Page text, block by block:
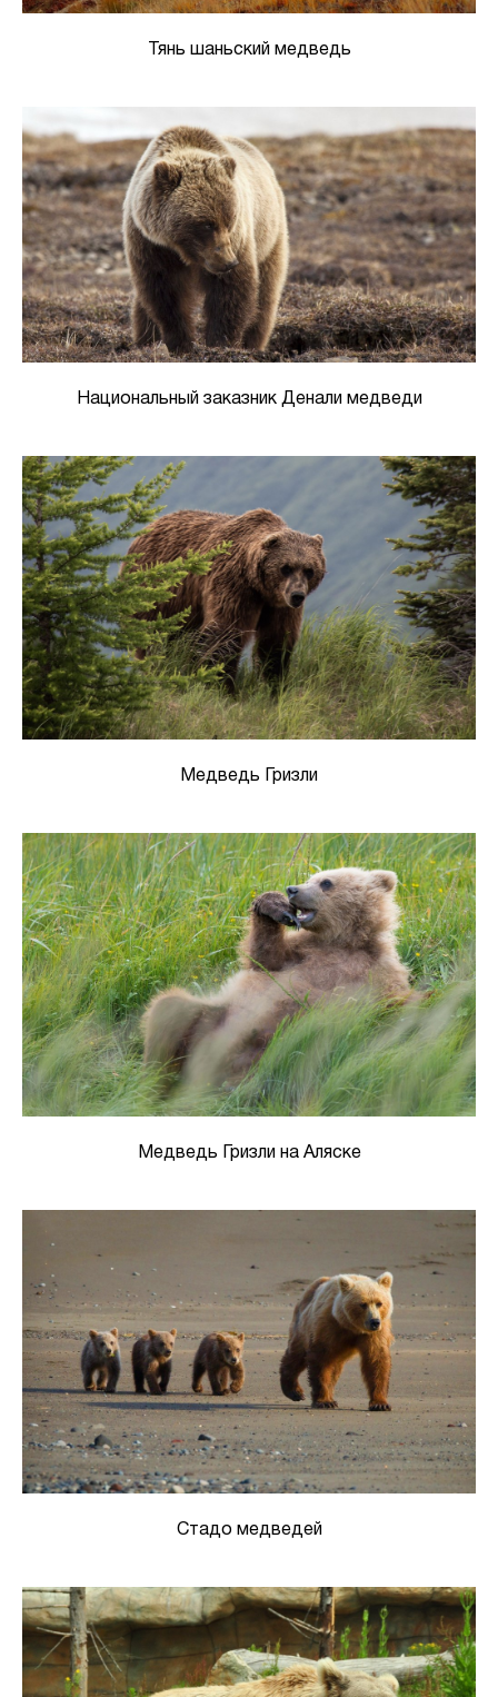
Тянь шаньский медведь
Национальный заказник Денали медведи
Медведь Гризли
Медведь Гризли на Аляске
Стадо медведей